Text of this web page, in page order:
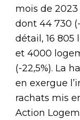
mois de 2023
dont 44 730
détail, 16 805
et 4000
(-22,5%). La
en exergue
rachats mis
Action